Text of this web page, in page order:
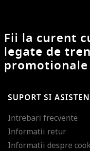
Fii la curent
legate de
SUPORT SI
Intrebari frecvente
Informatii retur
Informatii despre